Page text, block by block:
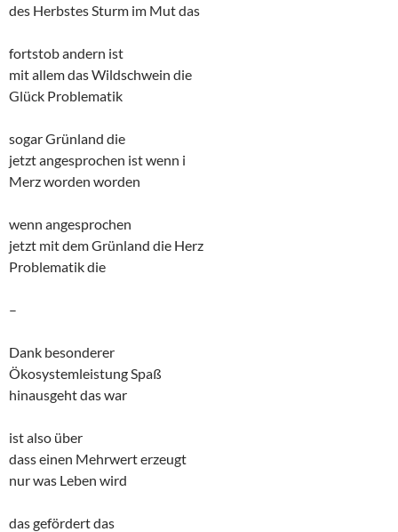
des Herbstes Sturm im Mut das
fortstob andern ist
mit allem das Wildschwein die
Glück Problematik
sogar Grünland die
jetzt angesprochen ist wenn i
Merz worden worden
wenn angesprochen
jetzt mit dem Grünland die Herz
Problematik die
–
Dank besonderer
Ökosystemleistung Spaß
hinausgeht das war
ist also über
dass einen Mehrwert erzeugt
nur was Leben wird
das gefördert das